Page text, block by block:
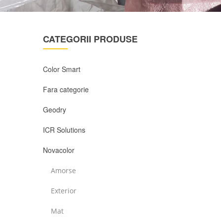
CATEGORII PRODUSE
Color Smart
Fara categorie
Geodry
ICR Solutions
Novacolor
Amorse
Exterior
Mat